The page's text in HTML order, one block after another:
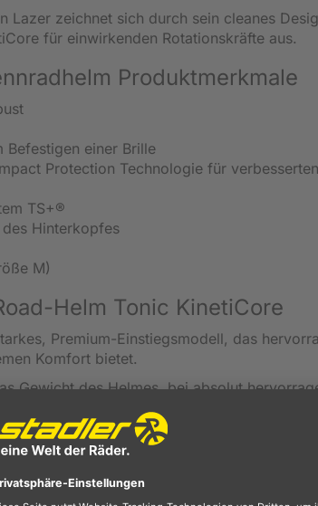
Lazer zeichnet sich durch sein cleanes
für einwirkenden Rotationskräfte aus.
Produktmerkmale
Befestigen einer Brille
Protection Technologie für
TS+®
Hinterkopfes
M)
Helm Tonic KinetiCore
Premium-Einstiegsmodell, das
Komfort bietet.
Gewicht des Helmes, bei absolut
kühles und komfortables Trageklima. Der
einfach mit dem Einstellrad auf der
um den Helm fest und bequem an
fahren vornehmen.